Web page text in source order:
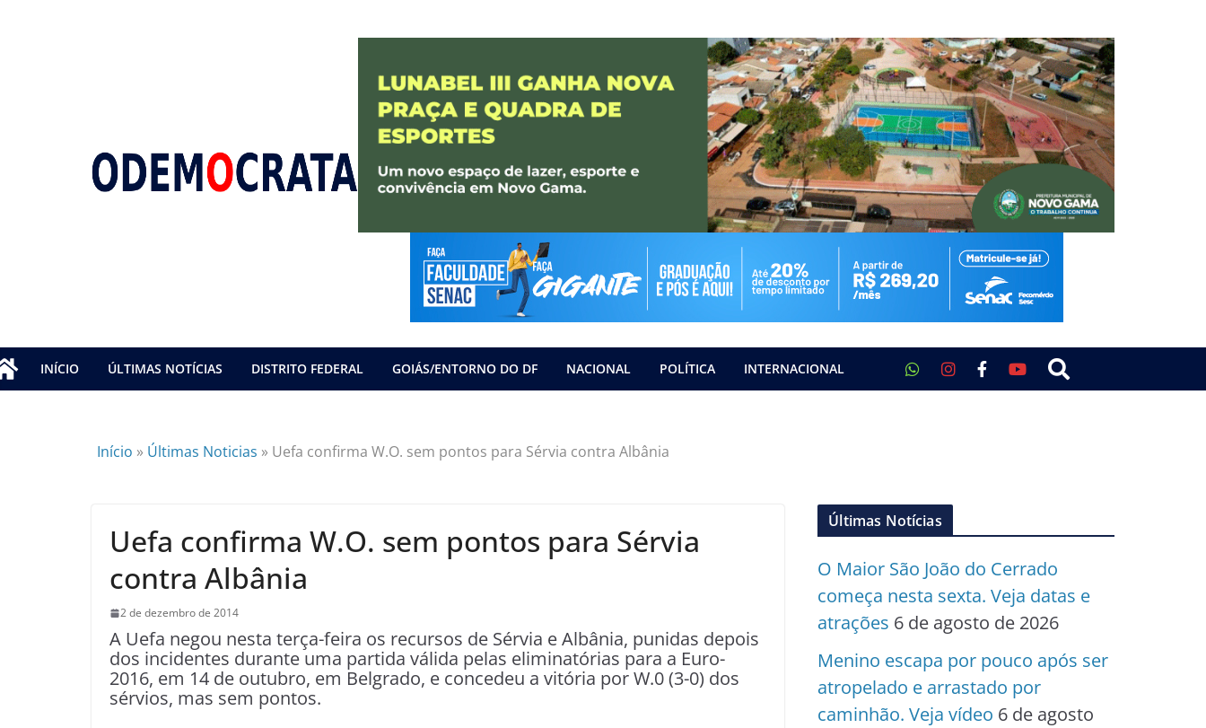
INÍCIO ÚLTIMAS NOTÍCIAS DISTRITO FEDERAL GOIÁS/ENTORNO DO DF NACIONAL POLÍTICA INTERNACIONAL
Início » Últimas Noticias » Uefa confirma W.O. sem pontos para Sérvia contra Albânia
Uefa confirma W.O. sem pontos para Sérvia
contra Albânia
2 de dezembro de 2014
A Uefa negou nesta terça-feira os recursos de Sérvia e Albânia, punidas depois
dos incidentes durante uma partida válida pelas eliminatórias para a Euro-
2016, em 14 de outubro, em Belgrado, e concedeu a vitória por W.0 (3-0) dos
sérvios, mas sem pontos.
Últimas Notícias
O Maior São João do Cerrado
começa nesta sexta. Veja datas e
atrações 6 de agosto de 2026
Menino escapa por pouco após ser
atropelado e arrastado por
caminhão. Veja vídeo 6 de agosto